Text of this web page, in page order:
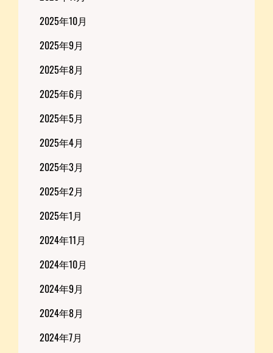
2025年10月
2025年9月
2025年8月
2025年6月
2025年5月
2025年4月
2025年3月
2025年2月
2025年1月
2024年11月
2024年10月
2024年9月
2024年8月
2024年7月